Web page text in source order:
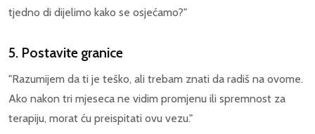
tjedno di dijelimo kako se osjećamo?"
5. Postavite granice
"Razumijem da ti je teško, ali trebam znati da radiš na ovome.
Ako nakon tri mjeseca ne vidim promjenu ili spremnost za
terapiju, morat ću preispitati ovu vezu."